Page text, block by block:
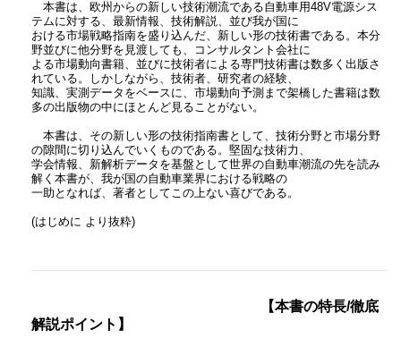
本書は、欧州からの新しい技術潮流である自動車用48V電源シス
テムに対する、最新情報、技術解説、並び我が国に
おける市場戦略指南を盛り込んだ、新しい形の技術書である。本分
野並びに他分野を見渡しても、コンサルタント会社に
よる市場動向書籍、並びに技術者による専門技術書は数多く出版さ
れている。しかしながら、技術者、研究者の経験、
知識、実測データをベースに、市場動向予測まで架橋した書籍は数
多の出版物の中にほとんど見ることがない。
本書は、その新しい形の技術指南書として、技術分野と市場分野
の隙間に切り込んでいくものである。堅固な技術力、
学会情報、新解析データを基盤として世界の自動車潮流の先を読み
解く本書が、我が国の自動車業界における戦略の
一助となれば、著者としてこの上ない喜びである。
(はじめに より抜粋)
【本書の特長/徹底
解説ポイント】